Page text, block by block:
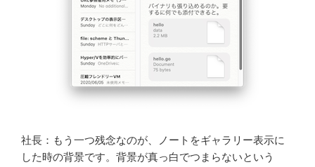
社長：もう一つ残念なのが、ノートをギャラリー表示に
した時の背景です。背景が真っ白でつまらないという